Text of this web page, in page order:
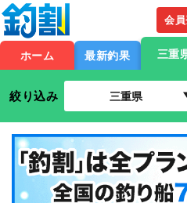
会
ホーム 最新釣果 三重
絞り込み 三重県